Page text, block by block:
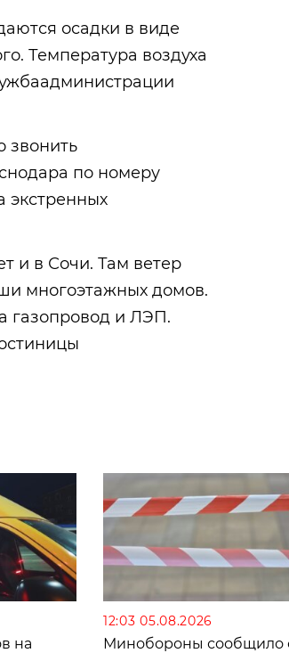
осадки в виде
Температура воздуха
звонить
по номеру
экстренных
и в Сочи. Там ветер
многоэтажных домов.
газопровод и ЛЭП.
на
12:03 05.08.2026
Минобороны сообщило